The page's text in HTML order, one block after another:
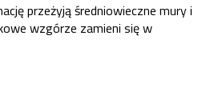
przeżyją średniowieczne mury i
wzgórze zamieni się w